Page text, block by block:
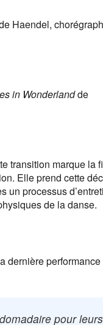
Haendel,
in Wonderlandde
transition marque la
Elle prend cette
un processus
de la danse.
dernière performance
pour leurs